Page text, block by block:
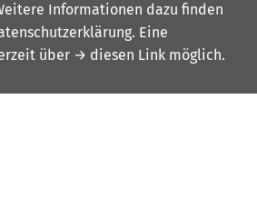
Informationen dazu finden
. Eine
über → diesen Link möglich.